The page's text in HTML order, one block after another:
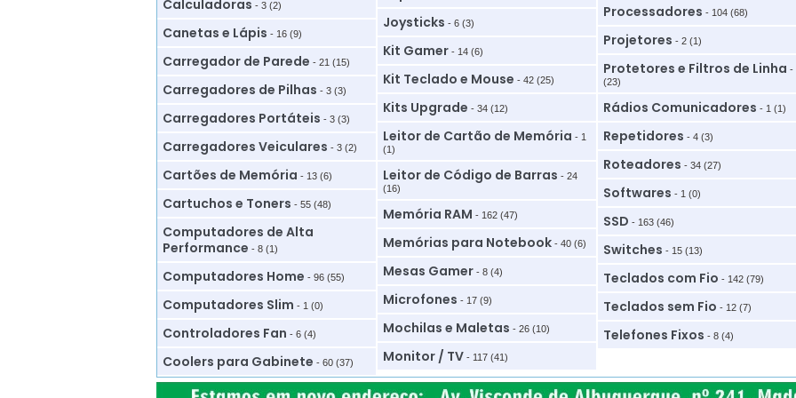
Calculadoras - 3 (2)
Canetas e Lápis - 16 (9)
Carregador de Parede - 21 (15)
Carregadores de Pilhas - 3 (3)
Carregadores Portáteis - 3 (3)
Carregadores Veiculares - 3 (2)
Cartões de Memória - 13 (6)
Cartuchos e Toners - 55 (48)
Computadores de Alta
Performance - 8 (1)
Computadores Home - 96 (55)
Computadores Slim - 1 (0)
Controladores Fan - 6 (4)
Coolers para Gabinete - 60 (37)
Joysticks - 6 (3)
Kit Gamer- 14 (6)
Kit Teclado e Mouse - 42 (25)
Kits Upgrade - 34 (12)
Leitor de Cartão de Memória - 1
(1)
Leitor de Código de Barras - 24
(16)
Memória RAM - 162 (47)
Memórias para Notebook- 40 (6)
Mesas Gamer- 8 (4)
Microfones - 17 (9)
Mochilas e Maletas - 26 (10)
Monitor / TV- 117 (41)
Processadores - 104 (68)
Projetores - 2 (1)
Protetores e Filtros de Linha -
(23)
Rádios Comunicadores - 1 (1)
Repetidores - 4 (3)
Roteadores - 34 (27)
Softwares - 1 (0)
SSD - 163 (46)
Switches - 15 (13)
Teclados com Fio - 142 (79)
Teclados sem Fio - 12 (7)
Telefones Fixos - 8 (4)